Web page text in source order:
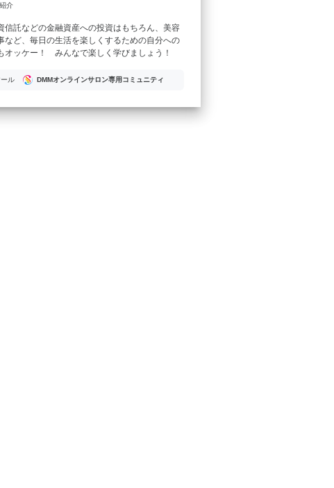
介
信託などの金融資産への投資はもちろん、美容
など、毎日の生活を楽しくするための自分への
オッケー！ みんなで楽しく学びましょう！
ル DMMオンラインサロン専用コミュニティ